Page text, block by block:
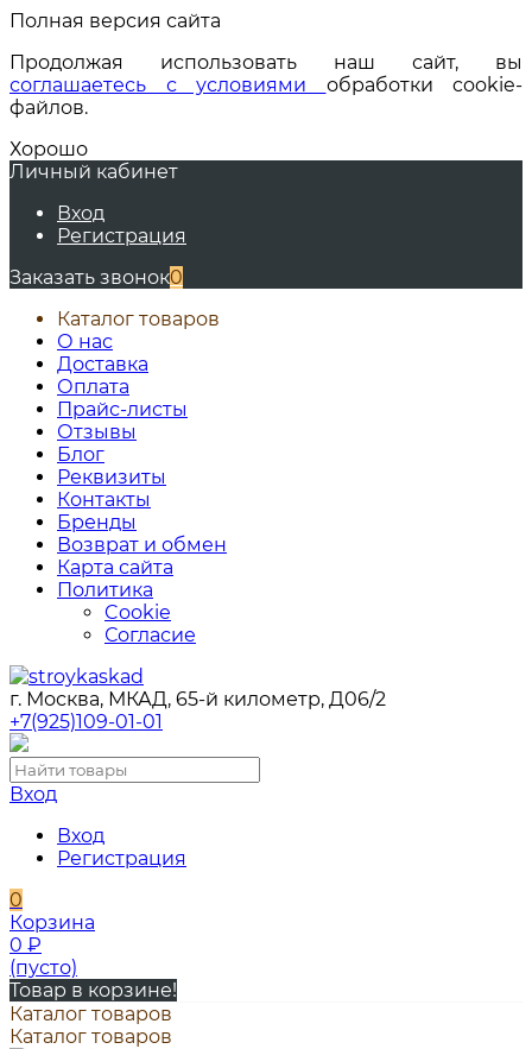
Полная версия сайта
Продолжая использовать наш сайт, вы
соглашаетесь с условиями обработки cookie-
файлов.
Хорошо
Личный кабинет
Вход
Регистрация
Заказать звонок0
Каталог товаров
О нас
Доставка
Оплата
Прайс-листы
Отзывы
Блог
Реквизиты
Контакты
Бренды
Возврат и обмен
Карта сайта
Политика
Cookie
Согласие
г. Москва, МКАД, 65-й километр, Д06/2
+7(925)109-01-01
Вход
Вход
Регистрация
0
Корзина
0 ₽
(пусто)
Товар в корзине!
Каталог товаров
Каталог товаров